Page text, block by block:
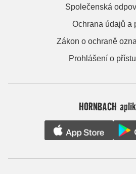
Společenská
Ochrana údajů a
Zákon o ochraně
Prohlášení o
HORNBACH